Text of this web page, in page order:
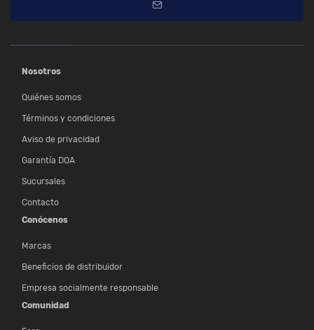
Nosotros
Quiénes somos
Términos y condiciones
Aviso de privacidad
Garantía DOA
Sucursales
Contacto
Conócenos
Marcas
Beneficios de distribuidor
Empresa socialmente responsable
Comunidad